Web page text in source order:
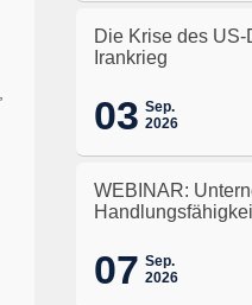
Die Krise des
Irankrieg
03 Sep.
2026
WEBINAR:
07 Sep.
2026